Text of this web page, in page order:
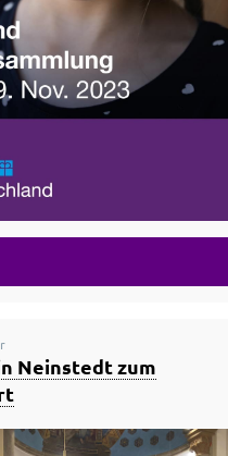
Neinstedt zum